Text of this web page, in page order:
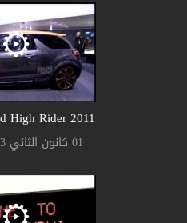
High Rider 2011
01 كانون الثاني 2013, 12:00 ص